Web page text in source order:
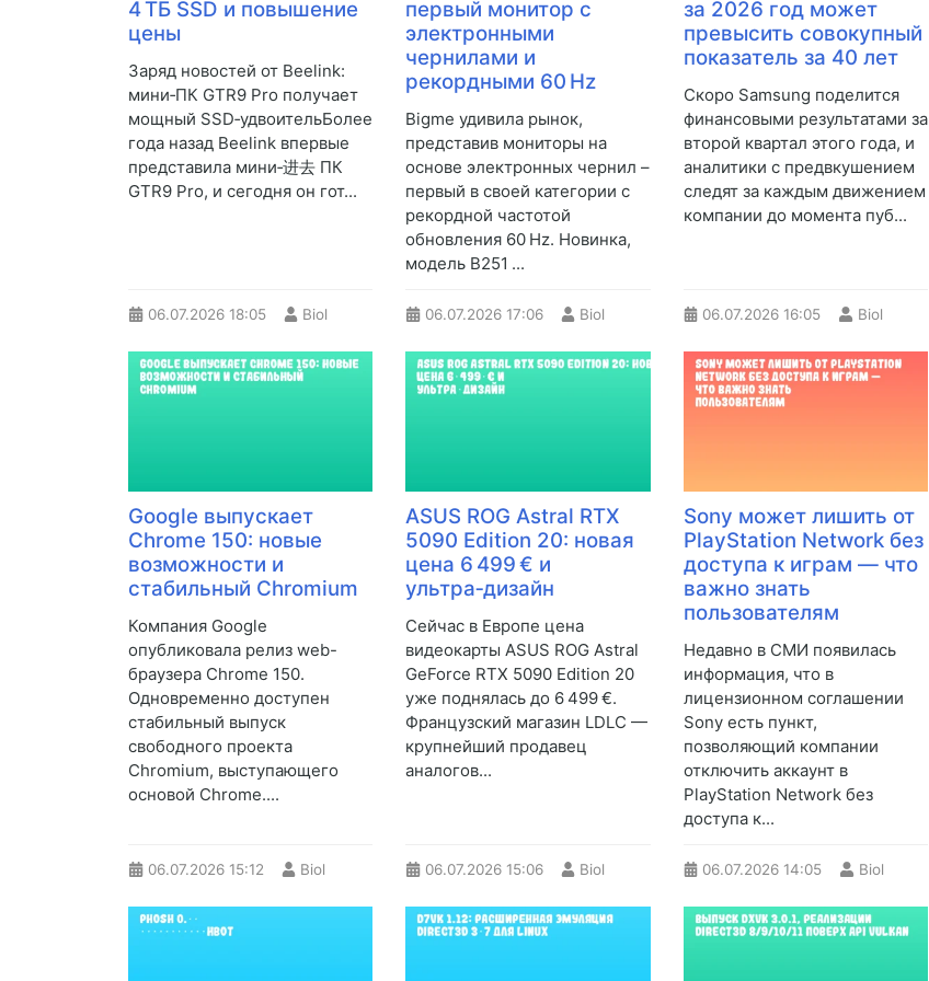
4 ТБ SSD и повышение
цены
Заряд новостей от Beelink:
мини‑ПК GTR9 Pro получает
мощный SSD‑удвоительБолее
года назад Beelink впервые
представила мини‑进去 ПК
GTR9 Pro, и сегодня он гот...
06.07.2026 18:05 Biol
первый монитор с
электронными
чернилами и
рекордными 60 Hz
Bigme удивила рынок,
представив мониторы на
основе электронных чернил –
первый в своей категории с
рекордной частотой
обновления 60 Hz. Новинка,
модель B251 ...
06.07.2026 17:06 Biol
за 2026 год может
превысить совокупный
показатель за 40 лет
Скоро Samsung поделится
финансовыми результатами за
второй квартал этого года, и
аналитики с предвкушением
следят за каждым движением
компании до момента пуб...
06.07.2026 16:05 Biol
Google выпускает
Chrome 150: новые
возможности и
стабильный Chromium
Компания Google
опубликовала релиз web-
браузера Chrome 150.
Одновременно доступен
стабильный выпуск
свободного проекта
Chromium, выступающего
основой Chrome....
06.07.2026 15:12 Biol
ASUS ROG Astral RTX
5090 Edition 20: новая
цена 6 499 € и
ультра‑дизайн
Сейчас в Европе цена
видеокарты ASUS ROG Astral
GeForce RTX 5090 Edition 20
уже поднялась до 6 499 €.
Французский магазин LDLC —
крупнейший продавец
аналогов...
06.07.2026 15:06 Biol
Sony может лишить от
PlayStation Network без
доступа к играм — что
важно знать
пользователям
Недавно в СМИ появилась
информация, что в
лицензионном соглашении
Sony есть пункт,
позволяющий компании
отключить аккаунт в
PlayStation Network без
доступа к...
06.07.2026 14:05 Biol